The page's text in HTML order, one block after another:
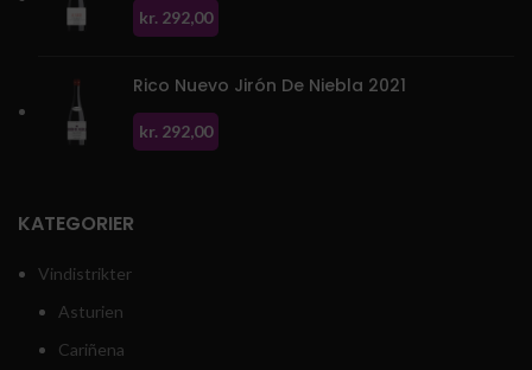
kr. 292,00
Rico Nuevo Jirón De Niebla 2021
kr. 292,00
KATEGORIER
Vindistrikter
Asturien
Cariñena